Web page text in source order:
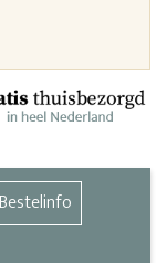
Bestelinfo